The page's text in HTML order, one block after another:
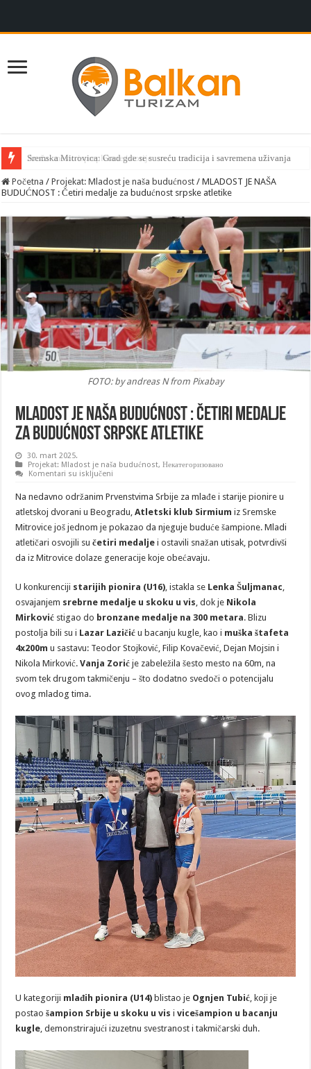
Sremska Mitrovica: Grad gde se susreću tradicija i savremena uživanja
Početna / Projekat: Mladost je naša budućnost / MLADOST JE NAŠA
BUDUĆNOST : Četiri medalje za budućnost srpske atletike
FOTO: by andreas N from Pixabay
MLADOST JE NAŠA BUDUĆNOST : Četiri medalje
za budućnost srpske atletike
30. mart 2025.
Projekat: Mladost je naša budućnost,Некатегоризовано
Komentari su isključeni
NAŠA
BUDUĆNOST
:
Četiri
za
budućnost
srpske
Na nedavno održanim Prvenstvima Srbije za mlađe i starije pionire u
atletskoj dvorani u Beogradu,Atletski klub Sirmium iz Sremske
Mitrovice još jednom je pokazao da njeguje buduće šampione. Mladi
atletičari osvojili sučetiri medalje i ostavili snažan utisak, potvrdivši
da iz Mitrovice dolaze generacije koje obećavaju.
U konkurenciji starijih pionira (U16) , istakla se Lenka Šuljmanac
osvajanjem srebrne medalje u skoku u vis , dok je Nikola
Mirković stigao do bronzane medalje na 300 metara. Blizu
postolja bili su i Lazar Lazičić u bacanju kugle, kao i muška štafeta
4x200m u sastavu: Teodor Stojković, Filip Kovačević, Dejan Mojsin i
Nikola Mirković.Vanja Zorić je zabeležila šesto mesto na 60m, na
svom tek drugom takmičenju – što dodatno svedoči o potencijalu
ovog mladog tima.
U kategoriji mlađih pionira (U14) blistao je Ognjen Tubić, koji je
postaošampion Srbije u skoku u vis ivicešampion u bacanju
kugle, demonstrirajući izuzetnu svestranost i takmičarski duh.